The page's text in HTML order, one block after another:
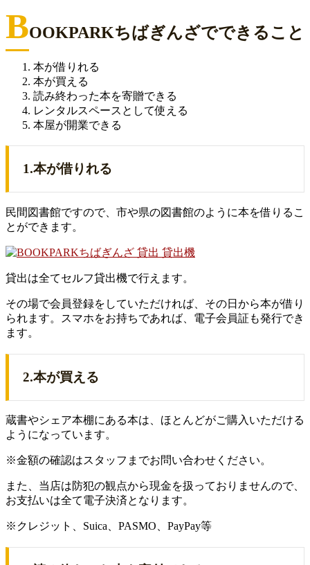
BOOKPARKちばぎんざでできること
本が借りれる
本が買える
読み終わった本を寄贈できる
レンタルスペースとして使える
本屋が開業できる
1.本が借りれる
民間図書館ですので、市や県の図書館のように本を借りるこ
とができます。
貸出は全てセルフ貸出機で行えます。
その場で会員登録をしていただければ、その日から本が借り
られます。スマホをお持ちであれば、電子会員証も発行でき
ます。
2.本が買える
蔵書やシェア本棚にある本は、ほとんどがご購入いただける
ようになっています。
※金額の確認はスタッフまでお問い合わせください。
また、当店は防犯の観点から現金を扱っておりませんので、
お支払いは全て電子決済となります。
※クレジット、Suica、PASMO、PayPay等